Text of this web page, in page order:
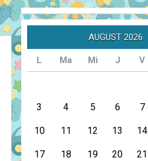
AUGUST 2026
L Ma Mi J V
3 4 5 6 7
10 11 12 13 14
17 18 19 20 21